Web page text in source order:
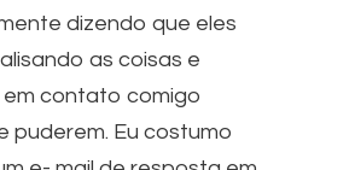
dizendo que eles
as coisas e
contato comigo
puderem. Eu costumo